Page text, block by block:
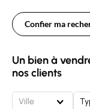
Confier ma
Un bien à
nos clients
Ville